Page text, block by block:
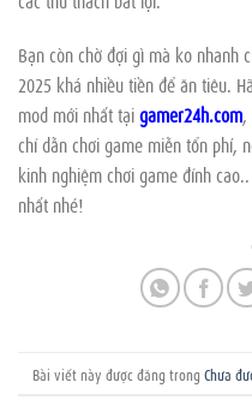
Bạn còn chờ đợi gì mà ko nhanh
2025 khá nhiều tiền để ăn tiêu.
mod mới nhất tạigamer24h.com,
chỉ dẫn chơi game miễn tổn phí,
kinh nghiệm chơi game đỉnh
nhất nhé!
Bài viết này được đăng trong Chưa